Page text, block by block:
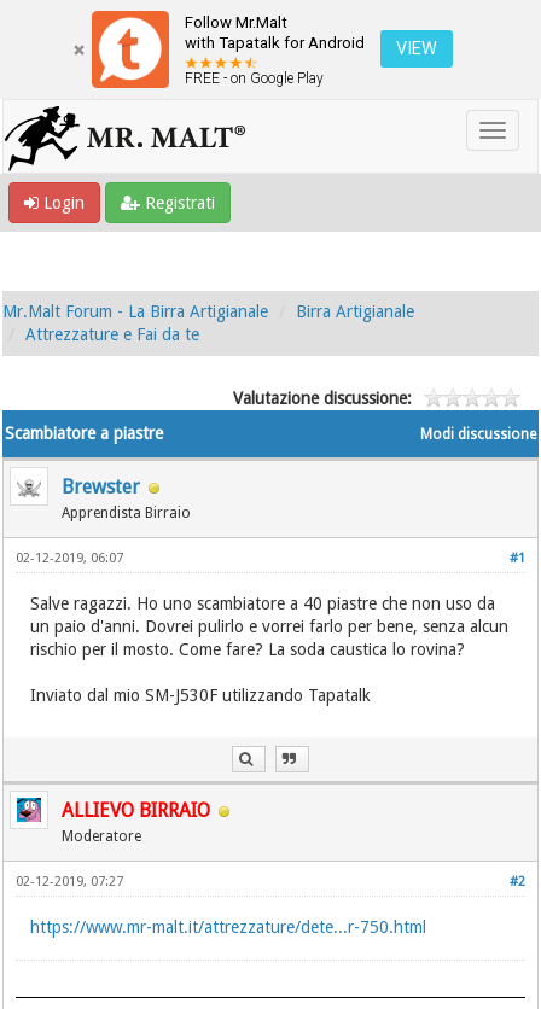
Follow Mr.Malt
with Tapatalk for Android
FREE - on Google Play
VIEW
Login Registrati
Mr.Malt Forum - La Birra Artigianale
Birra Artigianale
Attrezzature e Fai da te
Valutazione discussione:
Modi discussione
Scambiatore a piastre
Brewster
Apprendista Birraio
#1
02-12-2019, 06:07
Salve ragazzi. Ho uno scambiatore a 40 piastre che non uso da
un paio d'anni. Dovrei pulirlo e vorrei farlo per bene, senza alcun
rischio per il mosto. Come fare? La soda caustica lo rovina?
Inviato dal mio SM-J530F utilizzando Tapatalk
ALLIEVO BIRRAIO
Moderatore
#2
02-12-2019, 07:27
https://www.mr-malt.it/attrezzature/dete...r-750.html